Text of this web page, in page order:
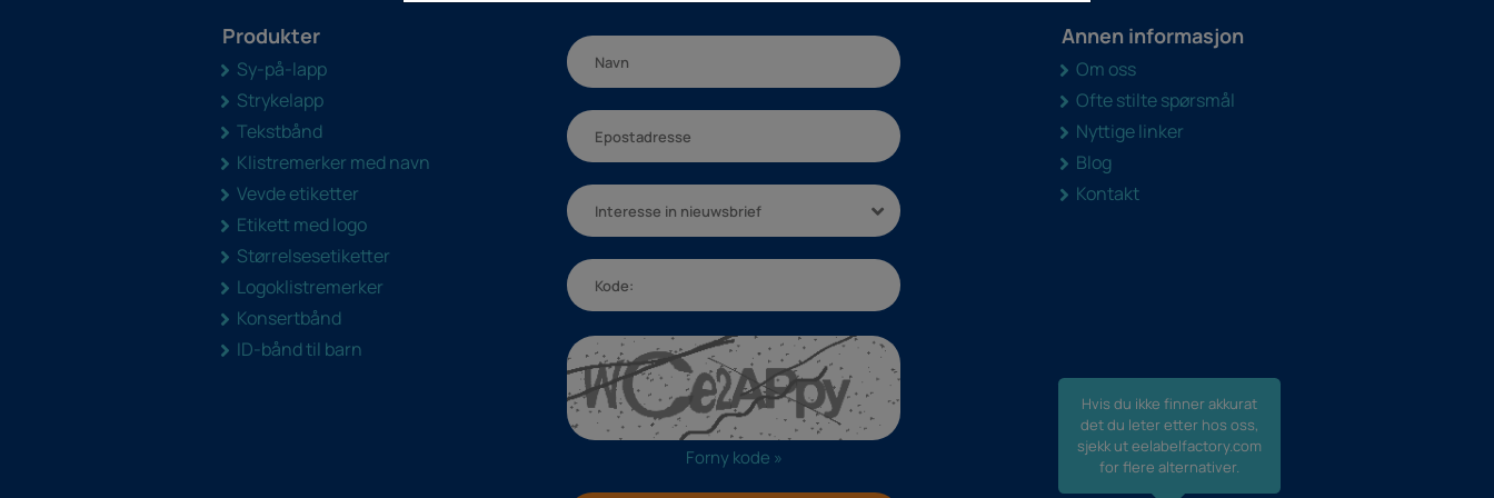
Produkter
Sy-på-lapp
Strykelapp
Tekstbånd
Klistremerker med navn
Vevde etiketter
Etikett med logo
Størrelsesetiketter
Logoklistremerker
Konsertbånd
ID-bånd til barn
Interesse in nieuwsbrief
Forny kode »
Annen informasjon
Om oss
Ofte stilte spørsmål
Nyttige linker
Blog
Kontakt
Hvis du ikke finner akkurat
det du leter etter hos oss,
sjekk ut eelabelfactory.com
for flere alternativer.